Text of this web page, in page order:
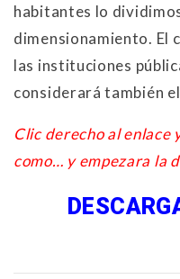
habitantes lo
dimensionamiento. El
las instituciones
considerará también
Clic derecho al enlace
como… y empezara la